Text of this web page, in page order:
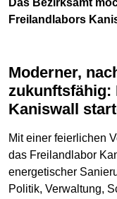
Freilandlabors
Moderner, nachhaltiger und
Kaniswall
Mit einer feierlichen
das Freilandlabor
energetischer
Politik, Verwaltung,